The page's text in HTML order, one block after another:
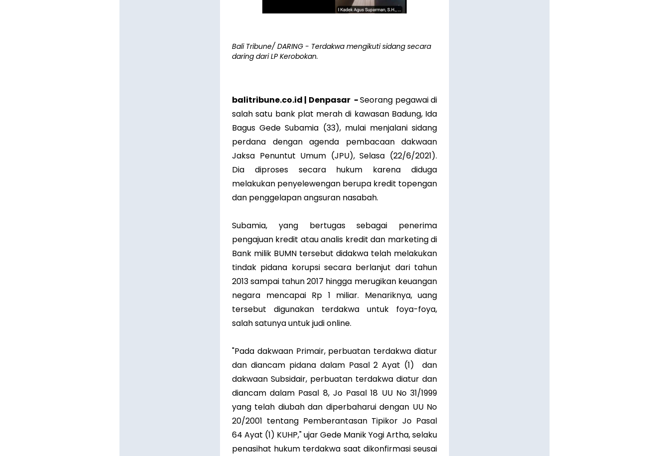
Bali Tribune/ DARING - Terdakwa mengikuti sidang secara
daring dari LP Kerobokan.
balitribune.co.id | Denpasar -Seorang pegawai di
salah satu bank plat merah di kawasan Badung, Ida
Bagus Gede Subamia (33), mulai menjalani sidang
perdana dengan agenda pembacaan dakwaan
Jaksa Penuntut Umum (JPU), Selasa (22/6/2021).
Dia diproses secara hukum karena diduga
melakukan penyelewengan berupa kredit topengan
dan penggelapan angsuran nasabah.
Subamia, yang bertugas sebagai penerima
pengajuan kredit atau analis kredit dan marketing di
Bank milik BUMN tersebut didakwa telah melakukan
tindak pidana korupsi secara berlanjut dari tahun
2013 sampai tahun 2017 hingga merugikan keuangan
negara mencapai Rp 1 miliar. Menariknya, uang
tersebut digunakan terdakwa untuk foya-foya,
salah satunya untuk judi online.
"Pada dakwaan Primair, perbuatan terdakwa diatur
dan diancam pidana dalam Pasal 2 Ayat (1) dan
dakwaan Subsidair, perbuatan terdakwa diatur dan
diancam dalam Pasal 8, Jo Pasal 18 UU No 31/1999
yang telah diubah dan diperbaharui dengan UU No
20/2001 tentang Pemberantasan Tipikor Jo Pasal
64 Ayat (1) KUHP," ujar Gede Manik Yogi Artha, selaku
penasihat hukum terdakwa saat dikonfirmasi seusai